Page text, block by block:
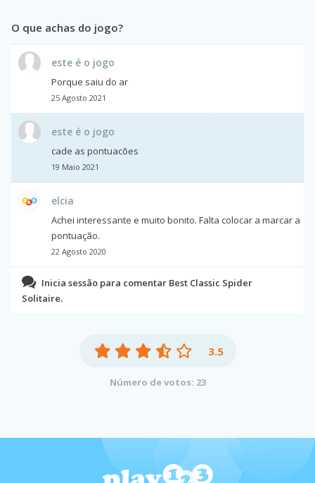
O que achas do jogo?
este é o jogo
Porque saiu do ar
25 Agosto 2021
este é o jogo
cade as pontuacões
19 Maio 2021
elcia
Achei interessante e muito bonito. Falta colocar a marcar a
pontuação.
22 Agosto 2020
Inicia sessão para comentar Best Classic Spider
Solitaire.
3.5
Número de votos: 23